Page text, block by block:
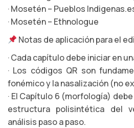
· Mosetén – Pueblos
· Mosetén – Ethnologue
Notas de aplicación para el
· Cada capítulo debe iniciar en
· Los códigos QR son
fonémico y la nasalización (no
· El Capítulo 6 (morfología)
estructura polisintética del
análisis paso a paso.